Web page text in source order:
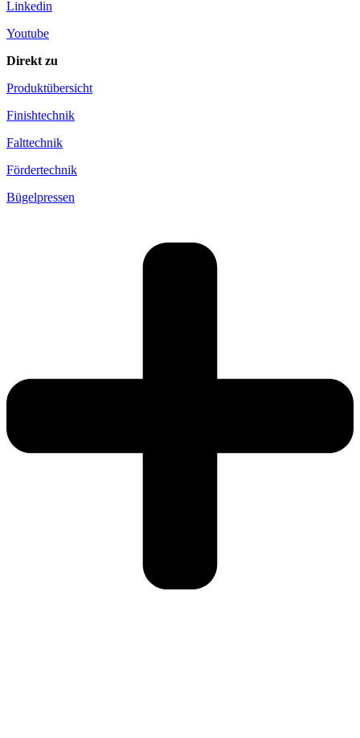
Linkedin
Youtube
Direkt zu
Produktübersicht
Finishtechnik
Falttechnik
Fördertechnik
Bügelpressen